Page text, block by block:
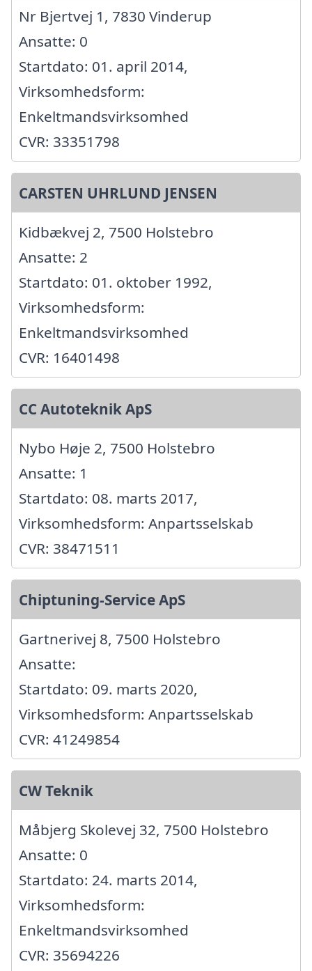
Nr Bjertvej 1, 7830 Vinderup
Ansatte: 0
Startdato: 01. april 2014,
Virksomhedsform:
Enkeltmandsvirksomhed
CVR: 33351798
CARSTEN UHRLUND JENSEN
Kidbækvej 2, 7500 Holstebro
Ansatte: 2
Startdato: 01. oktober 1992,
Virksomhedsform:
Enkeltmandsvirksomhed
CVR: 16401498
CC Autoteknik ApS
Nybo Høje 2, 7500 Holstebro
Ansatte: 1
Startdato: 08. marts 2017,
Virksomhedsform: Anpartsselskab
CVR: 38471511
Chiptuning-Service ApS
Gartnerivej 8, 7500 Holstebro
Ansatte:
Startdato: 09. marts 2020,
Virksomhedsform: Anpartsselskab
CVR: 41249854
CW Teknik
Måbjerg Skolevej 32, 7500 Holstebro
Ansatte: 0
Startdato: 24. marts 2014,
Virksomhedsform:
Enkeltmandsvirksomhed
CVR: 35694226